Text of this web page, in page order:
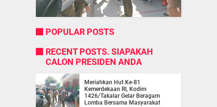
POPULAR POSTS
RECENT POSTS. SIAPAKAH
CALON PRESIDEN ANDA
Meriahkan Hut Ke-81
Kemerdekaan RI, Kodim
1426/Takalar Gelar Beragam
Lomba Bersama Masyarakat